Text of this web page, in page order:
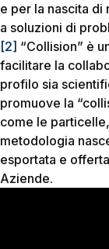
e per la nascita
a soluzioni di
[2] “Collision” è
facilitare la
profilo sia
promuove la
come le
metodologia
esportata e
Aziende.